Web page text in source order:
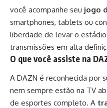
você acompanhe seu jogo
smartphones, tablets ou
liberdade de levar o
transmissões em alta
O que você assiste na
A DAZN é reconhecida por
nem sempre estão na TV
de esportes completo. A